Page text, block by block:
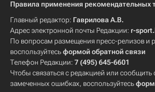
Правила применения рекомендательных
Главный редактор: Гаврилова А.В.
Адрес электронной почты Редакции: r-
По вопросам размещения пресс-релизов и
воспользуйтесьформой обратной связи
Телефон Редакции: 7 (495) 645-6601
Чтобы связаться с редакцией или сообщить
замеченных ошибках, воспользуйтесь